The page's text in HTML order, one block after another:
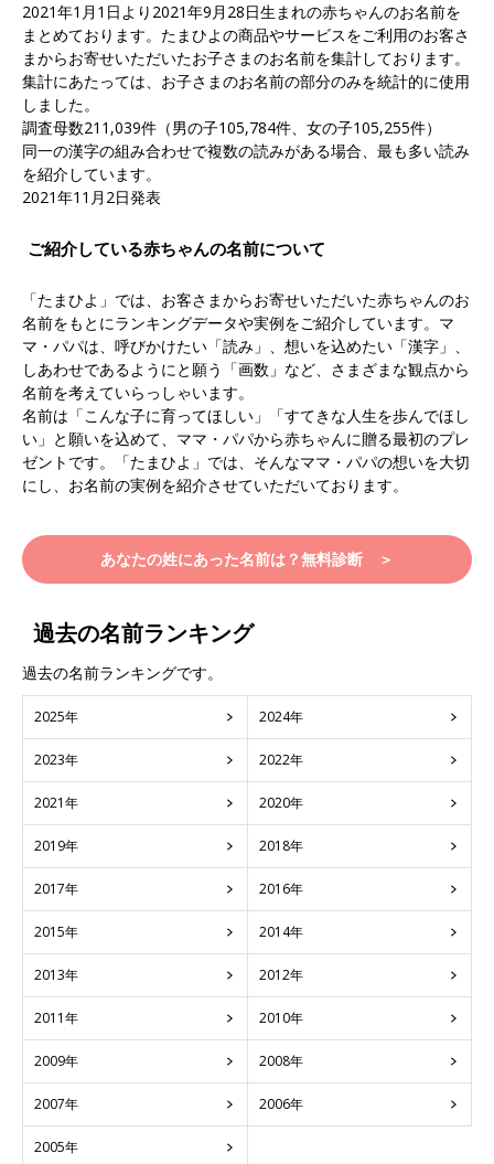
2021年1月1日より2021年9月28日生まれの赤ちゃんのお名前を
まとめております。たまひよの商品やサービスをご利用のお客さ
まからお寄せいただいたお子さまのお名前を集計しております。
集計にあたっては、お子さまのお名前の部分のみを統計的に使用
しました。
調査母数211,039件（男の子105,784件、女の子105,255件）
同一の漢字の組み合わせで複数の読みがある場合、最も多い読み
を紹介しています。
2021年11月2日発表
ご紹介している赤ちゃんの名前について
「たまひよ」では、お客さまからお寄せいただいた赤ちゃんのお
名前をもとにランキングデータや実例をご紹介しています。マ
マ・パパは、呼びかけたい「読み」、想いを込めたい「漢字」、
しあわせであるようにと願う「画数」など、さまざまな観点から
名前を考えていらっしゃいます。
名前は「こんな子に育ってほしい」「すてきな人生を歩んでほし
い」と願いを込めて、ママ・パパから赤ちゃんに贈る最初のプレ
ゼントです。「たまひよ」では、そんなママ・パパの想いを大切
にし、お名前の実例を紹介させていただいております。
あなたの姓にあった名前は？無料診断 ＞
過去の名前ランキング
過去の名前ランキングです。
2025年 2024年
2023年 2022年
2021年 2020年
2019年 2018年
2017年 2016年
2015年 2014年
2013年 2012年
2011年 2010年
2009年 2008年
2007年 2006年
2005年